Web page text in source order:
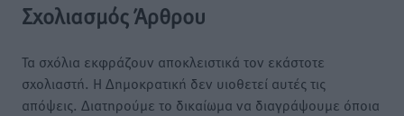
Σχολιασμός Άρθρου
Τα σχόλια εκφράζουν αποκλειστικά τον εκάστοτε
σχολιαστή. Η Δημοκρατική δεν υιοθετεί αυτές τις
απόψεις. Διατηρούμε το δικαίωμα να διαγράψουμε όποια